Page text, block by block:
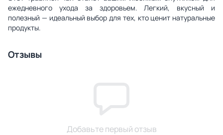
ежедневного ухода за здоровьем. Легкий, вкусный и
полезный — идеальный выбор для тех, кто ценит натуральные
продукты.
Отзывы
Добавьте первый отзыв